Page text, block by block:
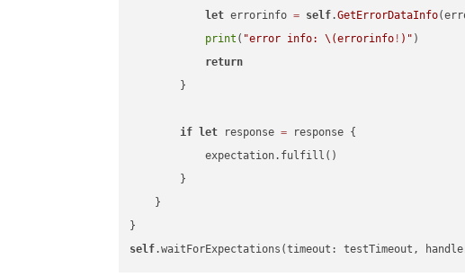
let errorinfo = self.GetErrorDataInfo
print ( "error info: \(errorinfo ! ) " )
return
        }
if let response = response {
            expectation.fulfill()
        }
    }
self.waitForExpectations(timeout: testTimeout,